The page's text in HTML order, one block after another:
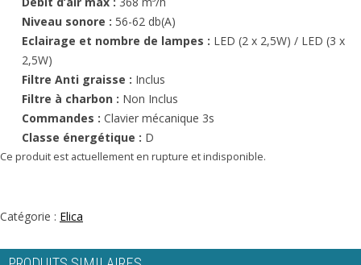
Niveau sonore : 56-62 db(A)
Eclairage et nombre de lampes : LED (2 x 2,5W) / LED (3 x
2,5W)
Filtre Anti graisse : Inclus
Filtre à charbon : Non Inclus
Commandes : Clavier mécanique 3s
Classe énergétique : D
Ce produit est actuellement en rupture et indisponible.
Catégorie : Elica